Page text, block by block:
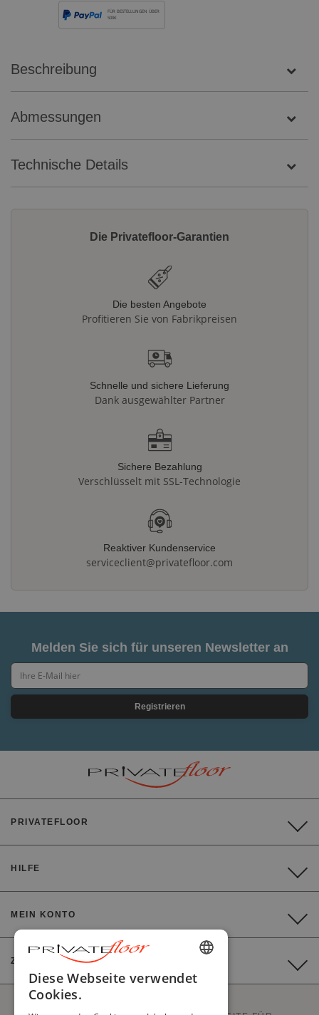
FÜR BESTELLUNGEN ÜBER
500€
Beschreibung
Abmessungen
Technische Details
Die Privatefloor-Garantien
Die besten Angebote
Profitieren Sie von Fabrikpreisen
Schnelle und sichere Lieferung
Dank ausgewählter Partner
Sichere Bezahlung
Verschlüsselt mit SSL-Technologie
Reaktiver Kundenservice
serviceclient@privatefloor.com
Melden Sie sich für unseren Newsletter an
Registrieren
PRIVATEFLOOR
HILFE
MEIN KONTO
ZAHLUNG
ENGLISH
Diese Webseite verwendet
Cookies.